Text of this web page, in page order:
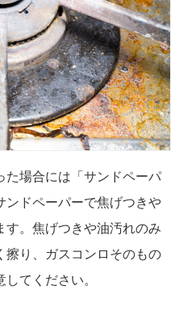
た場合には「サンドペーパ
ンドペーパーで焦げつきや
す。焦げつきや油汚れのみ
擦り、ガスコンロそのもの
てください。